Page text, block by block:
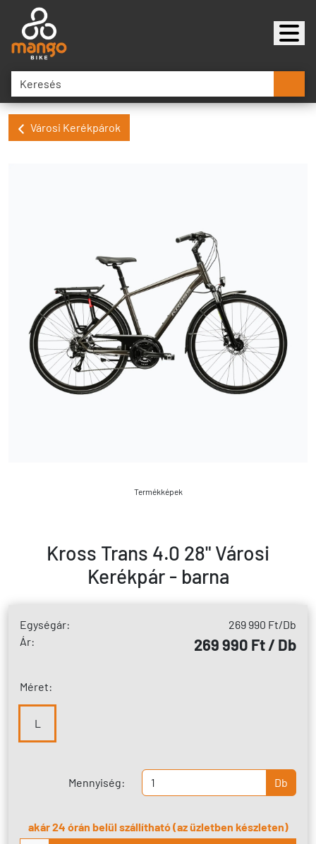
Városi Kerékpárok
Termékképek
Kross Trans 4.0 28" Városi
Kerékpár - barna
Egységár: 269 990 Ft/Db
Ár:
269 990 Ft / Db
Méret:
L
Mennyiség: Db
akár 24 órán belül szállítható (az üzletben készleten)